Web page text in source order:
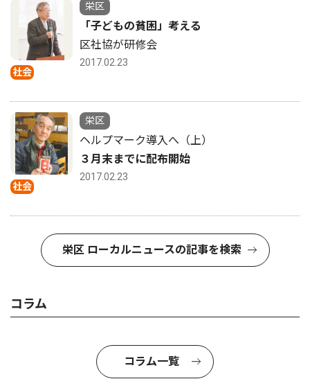
社会
栄区
「子どもの貧困」考える
区社協が研修会
2017.02.23
社会
栄区
ヘルプマーク導入へ（上）
３月末までに配布開始
2017.02.23
栄区 ローカルニュースの記事を検索
コラム
コラム一覧